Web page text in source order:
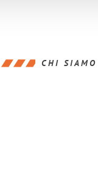
CHI SIAMO